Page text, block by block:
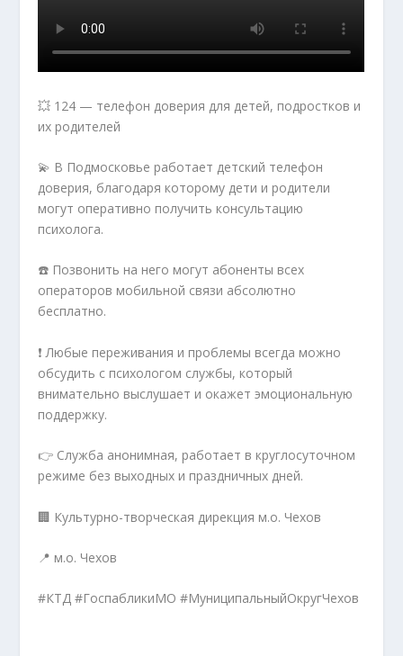
💥 124 — телефон доверия для детей, подростков и
их родителей
💫 В Подмосковье работает детский телефон
доверия, благодаря которому дети и родители
могут оперативно получить консультацию
психолога.
☎️ Позвонить на него могут абоненты всех
операторов мобильной связи абсолютно
бесплатно.
❗ Любые переживания и проблемы всегда можно
обсудить с психологом службы, который
внимательно выслушает и окажет эмоциональную
поддержку.
👉 Служба анонимная, работает в круглосуточном
режиме без выходных и праздничных дней.
🏢 Культурно-творческая дирекция м.о. Чехов
📍 м.о. Чехов
#КТД #ГоспабликиМО #МуниципальныйОкругЧехов